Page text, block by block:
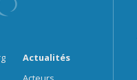
Actualités